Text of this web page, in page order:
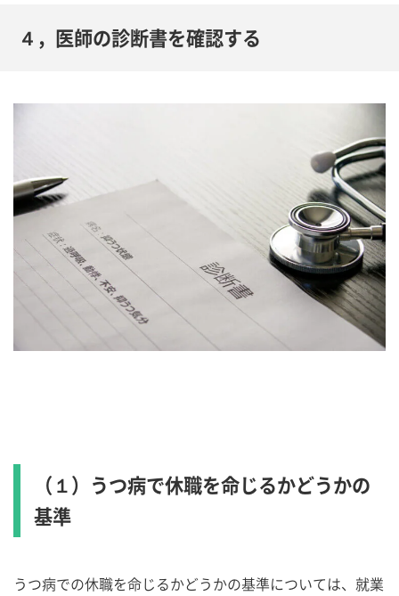
４，医師の診断書を確認する
（１）うつ病で休職を命じるかどうかの
基準
うつ病での休職を命じるかどうかの基準については、就業